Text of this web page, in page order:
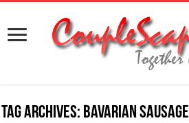
Tag Archives: Bavarian Sausage